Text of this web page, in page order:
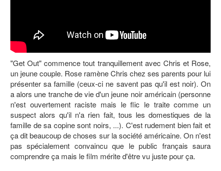
"Get Out" commence tout tranquillement avec Chris et Rose,
un jeune couple. Rose ramène Chris chez ses parents pour lui
présenter sa famille (ceux-ci ne savent pas qu'il est noir). On
a alors une tranche de vie d'un jeune noir américain (personne
n'est ouvertement raciste mais le flic le traite comme un
suspect alors qu'il n'a rien fait, tous les domestiques de la
famille de sa copine sont noirs, ...). C'est rudement bien fait et
ça dit beaucoup de choses sur la société américaine. On n'est
pas spécialement convaincu que le public français saura
comprendre ça mais le film mérite d'être vu juste pour ça.